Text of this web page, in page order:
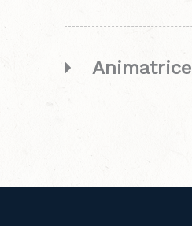
Animatrice